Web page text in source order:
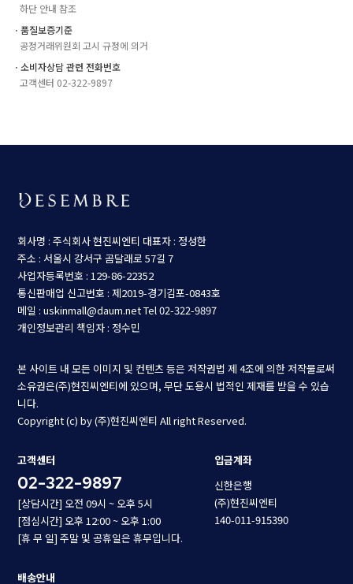
하단 안내 참조
ㆍ품질보증기준
공정거래위원회 고시 규정에 의거
ㆍ소비자상담 관련 전화번호
고객센터 02-322-9897
회사명 : 주식회사 현진씨엔티 대표자 : 정성한
주소 : 서울시 강서구 곰달래로 57길 7
사업자등록번호 : 129-86-22352
통신판매업 신고번호 : 제2019-경기김포-0843호
메일 : uskinmall@daum.netTel 02-322-9897
개인정보관리 책임자 : 정수민
본 사이트 내 모든 이미지 및 컨텐츠 등은 저작권법 제 4조에 의한 저작물로써
소유권은(주)현진씨엔티에 있으며, 무단 도용시 법적인 제재를 받을 수 있습
니다.
Copyright (c) by (주)현진씨엔티 All right Reserved.
고객센터
02-322-9897
[상담시간] 오전 09시 ~ 오후 5시
[점심시간] 오후 12:00 ~ 오후 1:00
[휴 무 일] 주말 및 공휴일은 휴무입니다.
입금계좌
신한은행
(주)현진씨엔티
140-011-915390
배송안내